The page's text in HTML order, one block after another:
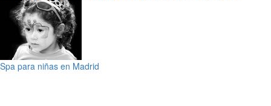
Spa para niñas en Madrid